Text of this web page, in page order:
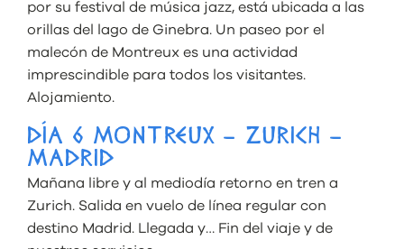
por su festival de música jazz, está ubicada a las
orillas del lago de Ginebra. Un paseo por el
malecón de Montreux es una actividad
imprescindible para todos los visitantes.
Alojamiento.
DÍA 6 MONTREUX – ZURICH –
MADRID
Mañana libre y al mediodía retorno en tren a
Zurich. Salida en vuelo de línea regular con
destino Madrid. Llegada y… Fin del viaje y de